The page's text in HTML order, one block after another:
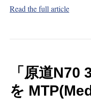
Read the full article
「原道N70
を